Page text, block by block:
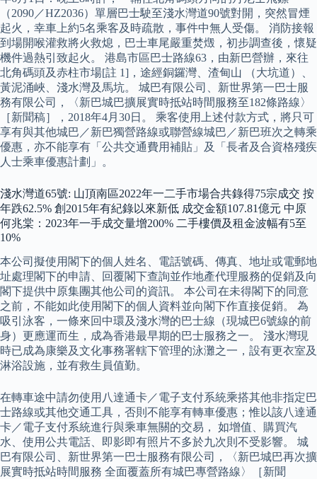
（2090／HZ2036）單層巴士駛至淺水灣道90號對開，突然冒煙
起火，幸車上約5名乘客及時疏散，事件中無人受傷。 消防接報
到場開喉灌救將火救熄，巴士車尾嚴重焚燬，初步調查後，懷疑
機件過熱引致起火。 港島市區巴士路線63，由新巴營辦，來往
北角碼頭及赤柱市場[註 1]，途經銅鑼灣、渣甸山 （大坑道）、
黃泥涌峽、淺水灣及馬坑。 城巴有限公司、新世界第一巴士服
務有限公司，〈新巴城巴擴展實時抵站時間服務至182條路線〉
［新聞稿］，2018年4月30日。 乘客使用上述付款方式，將只可
享有與其他城巴／新巴獨營路線或聯營線城巴／新巴班次之轉乘
優惠，亦不能享有「公共交通費用補貼」及「長者及合資格殘疾
人士乘車優惠計劃」。
淺水灣道65號: 山頂南區2022年一二手市場合共錄得75宗成交 按
年跌62.5% 創2015年有紀錄以來新低 成交金額107.81億元 中原
何兆棠：2023年一手成交量增200% 二手樓價及租金波幅有5至
10%
本公司擬使用閣下的個人姓名、電話號碼、傳真、地址或電郵地
址處理閣下的申請、回覆閣下查詢並作地產代理服務的促銷及向
閣下提供中原集團其他公司的資訊。 本公司在未得閣下的同意
之前，不能如此使用閣下的個人資料並向閣下作直接促銷。 為
吸引泳客，一條來回中環及淺水灣的巴士線（現城巴6號線的前
身）更應運而生，成為香港最早期的巴士服務之一。 淺水灣現
時已成為康樂及文化事務署轄下管理的泳灘之一，設有更衣室及
淋浴設施，並有救生員值勤。
在轉車途中請勿使用八達通卡／電子支付系統乘搭其他非指定巴
士路線或其他交通工具，否則不能享有轉車優惠；惟以該八達通
卡／電子支付系統進行與乘車無關的交易， 如增值、購買汽
水、使用公共電話、即影即有照片不多於九次則不受影響。 城
巴有限公司、新世界第一巴士服務有限公司，〈新巴城巴再次擴
展實時抵站時間服務 全面覆蓋所有城巴專營路線〉［新聞